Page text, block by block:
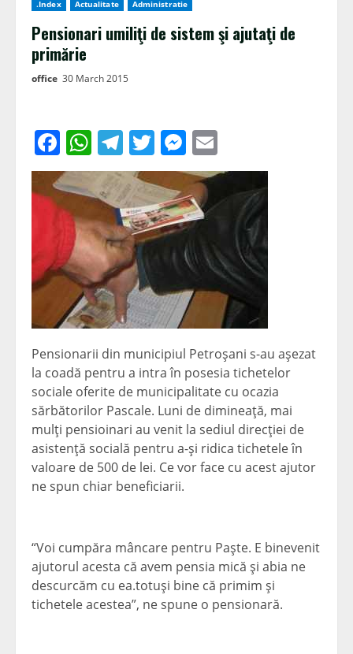
.Index Actualitate Administratie
Pensionari umiliţi de sistem şi ajutaţi de
primărie
office 30 March 2015
Facebook
WhatsApp
Telegram
TwitterMessenger
Pensionarii din municipiul Petroşani s-au aşezat
la coadă pentru a intra în posesia tichetelor
sociale oferite de municipalitate cu ocazia
sărbătorilor Pascale. Luni de dimineaţă, mai
mulţi pensioinari au venit la sediul direcţiei de
asistenţă socială pentru a-şi ridica tichetele în
valoare de 500 de lei. Ce vor face cu acest ajutor
ne spun chiar beneficiarii.
“Voi cumpăra mâncare pentru Paşte. E binevenit
ajutorul acesta că avem pensia mică şi abia ne
descurcăm cu ea.totuşi bine că primim şi
tichetele acestea”, ne spune o pensionară.